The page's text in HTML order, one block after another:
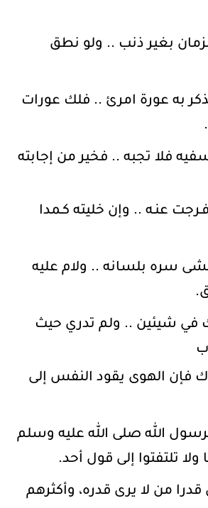
بغير ذنب .. ولو نطق
به عورة امرئ .. فلك عورات
فلا تجبه .. فخير من إجابته
عنـه .. وإن خليته كـمدا
سره بلسانه .. ولام عليه
في شيئين .. ولم تدري حيث
فإن الهوى يقود النفس إلى
الله صلى الله عليه وسلم
تلتفتوا إلى قول أحد.
قدرا من لا يرى قدره، وأكثرهم